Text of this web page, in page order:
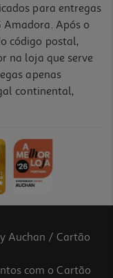
65w
para entregas
Após o
código postal,
na loja que serve
apenas
continental,
Auchan / Cartão
com o Cartão